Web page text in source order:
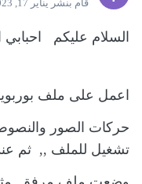
قام بنشر يناير 17, 2023
السلام عليكم احبابي
اعمل على ملف
حركات الصور
تشغيل للملف ,, ثم عند